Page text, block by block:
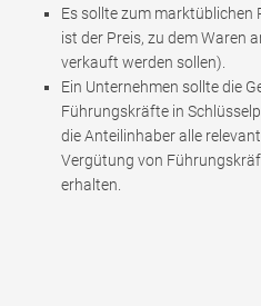
Es sollte zum marktüblichen
ist der Preis, zu dem Waren
verkauft werden sollen).
Ein Unternehmen sollte die
Führungskräfte in
die Anteilinhaber alle
Vergütung von
erhalten.